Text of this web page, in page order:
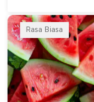
Rasa Biasa